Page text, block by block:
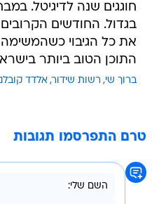
חוגגים שנה לדיגיטל.
בגדול. החודשים הקרובים
התוכן הטוב ביותר
ברוך שי רשות שידור אלדד
טרם התפרסמו תגובות